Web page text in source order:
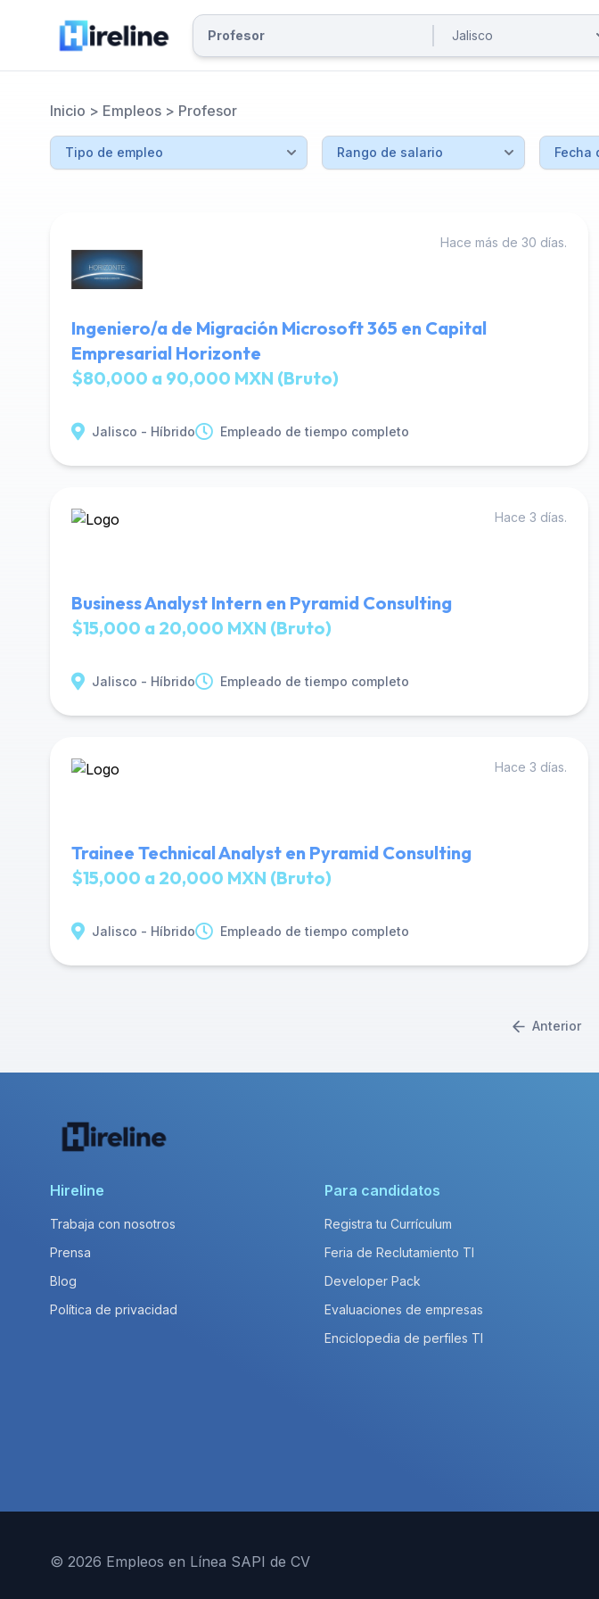
Inicio > Empleos > Profesor
Hace más de 30 días.
Ingeniero/a de Migración Microsoft 365 en Capital
Empresarial Horizonte
$80,000 a 90,000 MXN (Bruto)
Jalisco - Híbrido Empleado de tiempo completo
Hace 3 días.
Business Analyst Intern en Pyramid Consulting
$15,000 a 20,000 MXN (Bruto)
Jalisco - Híbrido Empleado de tiempo completo
Hace 3 días.
Trainee Technical Analyst en Pyramid Consulting
$15,000 a 20,000 MXN (Bruto)
Jalisco - Híbrido Empleado de tiempo completo
Anterior
Hireline
Trabaja con nosotros
Prensa
Blog
Política de privacidad
Para candidatos
Registra tu Currículum
Feria de Reclutamiento TI
Developer Pack
Evaluaciones de empresas
Enciclopedia de perfiles TI
© 2026 Empleos en Línea SAPI de CV